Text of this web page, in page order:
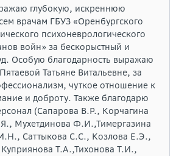
глубокую, искреннюю
врачам ГБУЗ «Оренбургского
психоневрологического
войн» за бескорыстный и
Особую благодарность выражаю
Татьяне Витальевне, за
чуткое отношение к
и доброту. Также благодарю
(Сапарова В.Р., Корчагина
Мухетдинова Ф.И.,Тимергазина
Саттыкова С.С., Козлова Е.Э.,
Т.А.,Тихонова Т.И.,